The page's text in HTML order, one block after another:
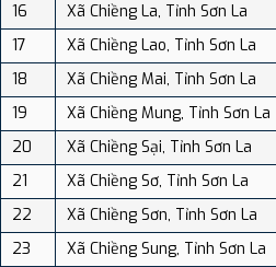
16
Xã Chiềng La, Tỉnh Sơn La
17
Xã Chiềng Lao, Tỉnh Sơn La
18
Xã Chiềng Mai, Tỉnh Sơn La
19
Xã Chiềng Mung, Tỉnh Sơn La
20
Xã Chiềng Sại, Tỉnh Sơn La
21
Xã Chiềng Sơ, Tỉnh Sơn La
22
Xã Chiềng Sơn, Tỉnh Sơn La
23
Xã Chiềng Sung, Tỉnh Sơn La